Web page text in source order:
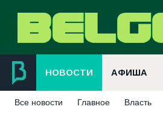
НОВОСТИ АФИША
Все новости Главное Власть